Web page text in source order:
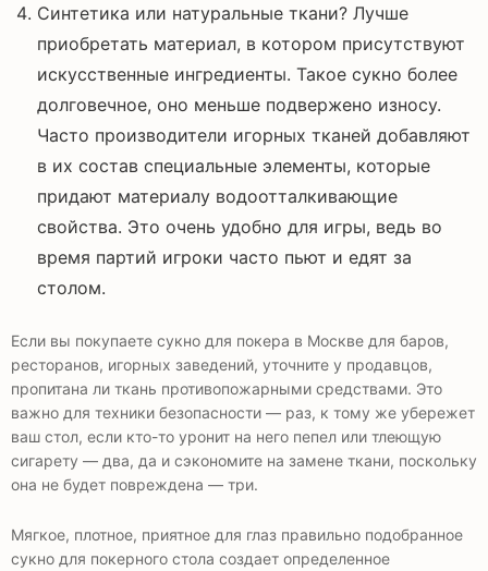
Синтетика или натуральные ткани? Лучше
приобретать материал, в котором присутствуют
искусственные ингредиенты. Такое сукно более
долговечное, оно меньше подвержено износу.
Часто производители игорных тканей добавляют
в их состав специальные элементы, которые
придают материалу водоотталкивающие
свойства. Это очень удобно для игры, ведь во
время партий игроки часто пьют и едят за
столом.
Если вы покупаете сукно для покера в Москве для баров,
ресторанов, игорных заведений, уточните у продавцов,
пропитана ли ткань противопожарными средствами. Это
важно для техники безопасности — раз, к тому же убережет
ваш стол, если кто-то уронит на него пепел или тлеющую
сигарету — два, да и сэкономите на замене ткани, поскольку
она не будет повреждена — три.
Мягкое, плотное, приятное для глаз правильно подобранное
сукно для покерного стола создает определенное